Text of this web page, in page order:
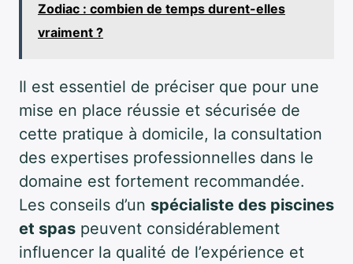
Zodiac : combien de temps durent-elles
vraiment ?
Il est essentiel de préciser que pour une
mise en place réussie et sécurisée de
cette pratique à domicile, la consultation
des expertises professionnelles dans le
domaine est fortement recommandée.
Les conseils d’un spécialiste des piscines
et spas peuvent considérablement
influencer la qualité de l’expérience et